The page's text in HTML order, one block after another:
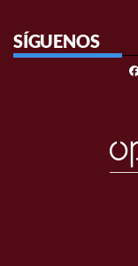
SÍGUENOS